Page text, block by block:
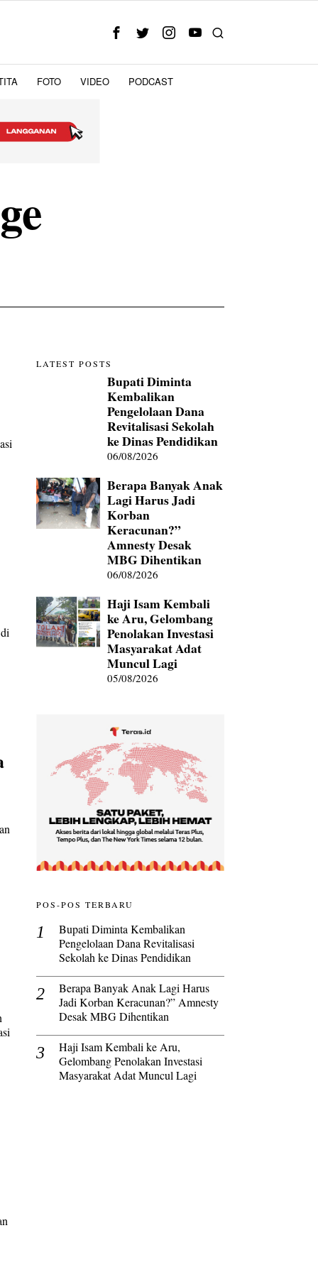
FOTO VIDEO PODCAST
LATEST POSTS
Bupati Diminta
Kembalikan
Pengelolaan Dana
Revitalisasi Sekolah
ke Dinas Pendidikan
06/08/2026
Berapa Banyak Anak
Lagi Harus Jadi
Korban
Keracunan?”
Amnesty Desak
MBG Dihentikan
06/08/2026
Haji Isam Kembali
ke Aru, Gelombang
Penolakan Investasi
Masyarakat Adat
Muncul Lagi
05/08/2026
POS-POS TERBARU
Bupati Diminta Kembalikan
Pengelolaan Dana Revitalisasi
Sekolah ke Dinas Pendidikan
Berapa Banyak Anak Lagi Harus
Jadi Korban Keracunan?” Amnesty
Desak MBG Dihentikan
Haji Isam Kembali ke Aru,
Gelombang Penolakan Investasi
Masyarakat Adat Muncul Lagi